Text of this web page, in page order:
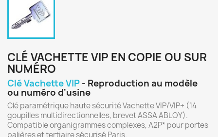
CLÉ VACHETTE VIP EN COPIE OU SUR
NUMÉRO
Clé Vachette VIP - Reproduction au modèle
ou numéro d'usine
Clé paramétrique haute sécurité Vachette VIP/VIP+ (14
goupilles multidirectionnelles, brevet ASSA ABLOY).
Compatible organigrammes complexes, A2P* pour portes
palières et tertiaire sécurisé Paris.